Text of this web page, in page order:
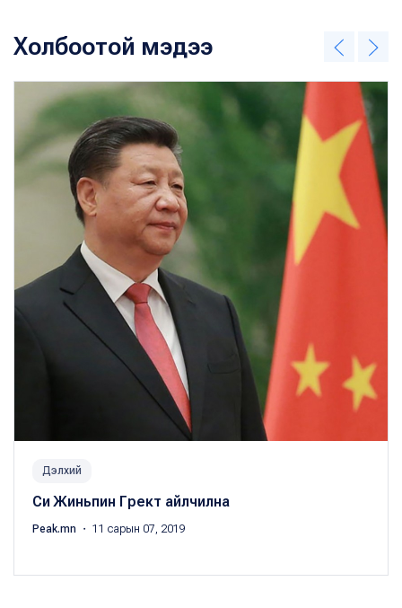
Холбоотой мэдээ
Дэлхий
Си Жиньпин Грект айлчилна
Peak.mn ・ 11 сарын 07, 2019